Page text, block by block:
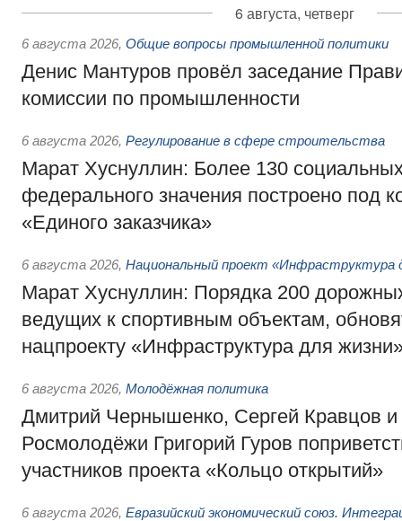
6 августа, четверг
6 августа 2026, Общие вопросы промышленной политики
Денис Мантуров провёл заседание
комиссии по промышленности
6 августа 2026, Регулирование в сфере строительства
Марат Хуснуллин: Более 130
федерального значения построено под
«Единого заказчика»
6 августа 2026, Национальный проект «Инфраструктура
Марат Хуснуллин: Порядка 200
ведущих к спортивным объектам,
нацпроекту «Инфраструктура для
6 августа 2026, Молодёжная политика
Дмитрий Чернышенко, Сергей Кравцов и
Росмолодёжи Григорий Гуров
участников проекта «Кольцо открытий»
6 августа 2026, Евразийский экономический союз.